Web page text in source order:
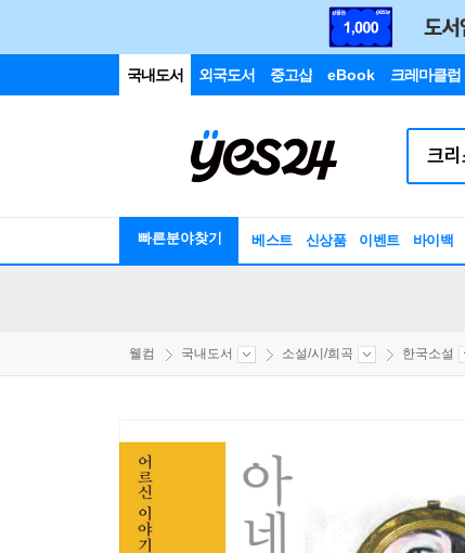
국내도서 외국도서 중고샵 eBook 크레마클럽
빠른분야찾기 베스트 신상품 이벤트 바이백
웰컴 국내도서 소설/시/희곡 한국소설